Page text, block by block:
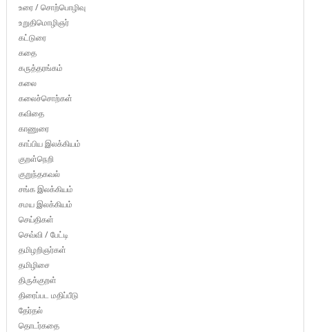
உரை / சொற்பொழிவு
உறுதிமொழிஞர்
கட்டுரை
கதை
கருத்தரங்கம்
கலை
கலைச்சொற்கள்
கவிதை
காணுரை
காப்பிய இலக்கியம்
குறள்நெறி
குறுந்தகவல்
சங்க இலக்கியம்
சமய இலக்கியம்
செய்திகள்
செவ்வி / பேட்டி
தமிழறிஞர்கள்
தமிழிசை
திருக்குறள்
திரைப்பட மதிப்பீடு
தேர்தல்
தொடர்கதை